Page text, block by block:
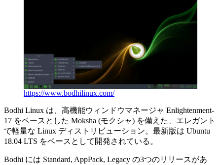
https://www.bodhilinux.com/
Bodhi Linux は、高機能ウィンドウマネージャ Enlightenment-
17 をベースとした Moksha (モクシャ) を備えた、エレガント
で軽量な Linux ディストリビューション。最新版は Ubuntu
18.04 LTS をベースとして開発されている。
Bodhi には Standard, AppPack, Legacy の3つのリリースがあ